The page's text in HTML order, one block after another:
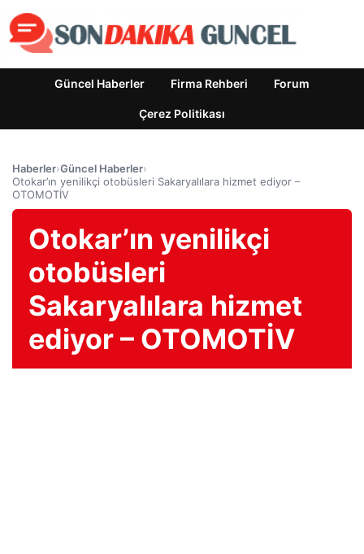
Güncel Haberler Firma Rehberi Forum
Çerez Politikası
Haberler›Güncel Haberler›
Otokar’ın yenilikçi otobüsleri Sakaryalılara hizmet ediyor –
OTOMOTİV
Otokar’ın yenilikçi
otobüsleri
Sakaryalılara hizmet
ediyor – OTOMOTİV